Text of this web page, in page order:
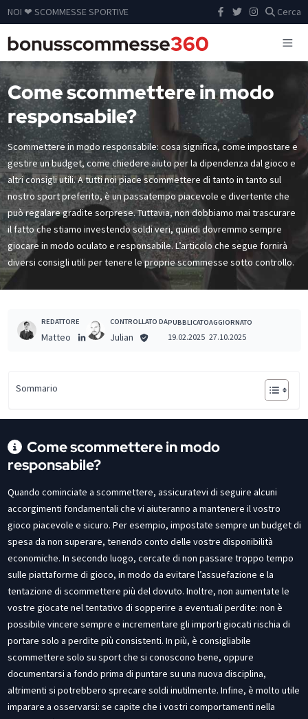
NOI ❤ SCOMMESSE SPORTIVE Cerca
Come scommettere in modo
responsabile?
Scommettere in modo responsabile: cosa significa, come impostare e
gestire un budget, come chiedere aiuto per la dipendenza dal gioco e
altri consigli utili. A tutti noi piace scommettere di tanto in tanto sul
nostro sport preferito, è un passatempo piacevole e divertente che
può regalare gradite sorprese. Tuttavia, non dobbiamo mai trascurare
il fatto che stiamo investendo soldi veri, quindi dovremmo sempre
giocare in modo oculato e responsabile. L’articolo che segue fornirà
diversi consigli utili per tenere le proprie scommesse sotto controllo.
REDATTORE
Matteo
CONTROLLATO DA
Julian
PUBBLICATO
19.02.2025
AGGIORNATO
27.10.2025
Sommario
Come scommettere in modo
responsabile?
Quando cominciate a scommettere, assicuratevi di seguire alcuni
accorgimenti fondamentali che vi aiuteranno a mantenere il vostro
gioco piacevole e sicuro. Per esempio, impostate sempre un budget di
spesa da non superare, tenendo conto delle vostre disponibilità
economiche. In secondo luogo, cercate di non passare troppo tempo
sulle piattaforme di gioco, in modo da evitare l’assuefazione e la
tentazione di scommettere più del dovuto. Inoltre, non aumentate le
vostre giocate nel tentativo di sopperire a eventuali perdite: non è
possibile vincere sempre e incrementare gli importi giocati rischia di
portare solo a perdite più consistenti. In più, è consigliabile
scommettere solo su sport che si conoscono bene, oppure
documentarsi a fondo prima di puntare su una nuova disciplina,
altrimenti si potrebbero sprecare soldi inutilmente. Infine, è molto utile
imparare a osservarsi: se capite che i vostri comportamenti nella